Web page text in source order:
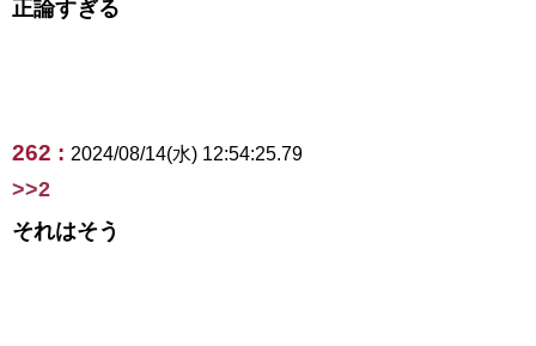
正論すぎる
262 : 2024/08/14(水) 12:54:25.79
>>2
それはそう